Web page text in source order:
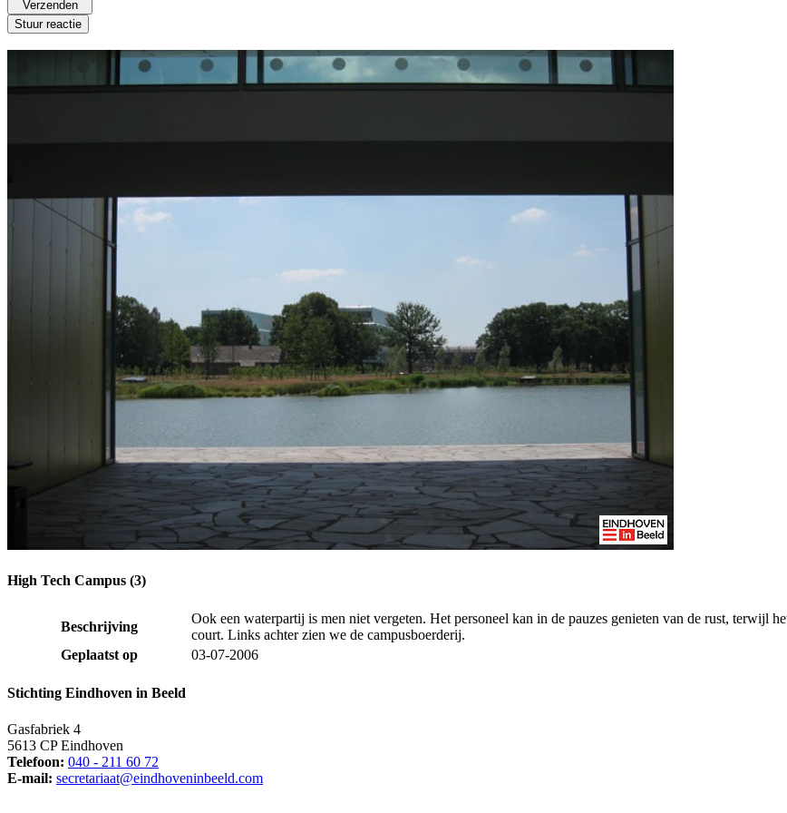
High Tech Campus (3)
Beschrijving
Ook een waterpartij is men niet vergeten. Het personeel kan in de pauzes genieten van de rust, terwijl
court. Links achter zien we de campusboerderij.
Geplaatst op
03-07-2006
Stichting Eindhoven in Beeld
Gasfabriek 4
5613 CP Eindhoven
Telefoon: 040 - 211 60 72
E-mail: secretariaat@eindhoveninbeeld.com